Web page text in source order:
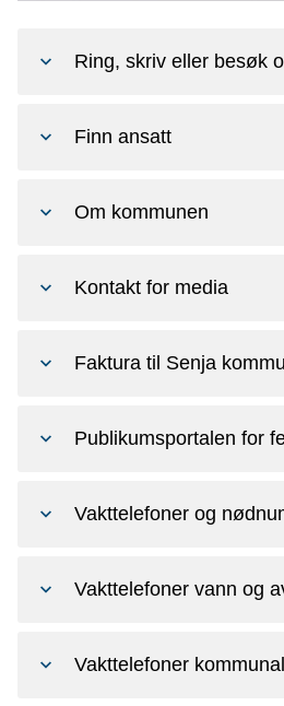
Ring, skriv eller besøk
Finn ansatt
Om kommunen
Kontakt for media
Faktura til Senja
Publikumsportalen for
Vakttelefoner og
Vakttelefoner vann og
Vakttelefoner